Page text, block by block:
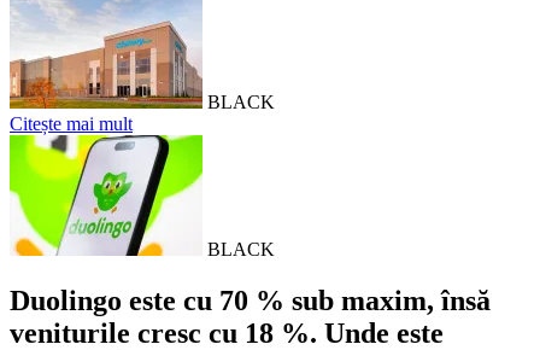
BLACK
Citește mai mult
BLACK
Duolingo este cu 70 % sub maxim, însă
veniturile cresc cu 18 %. Unde este